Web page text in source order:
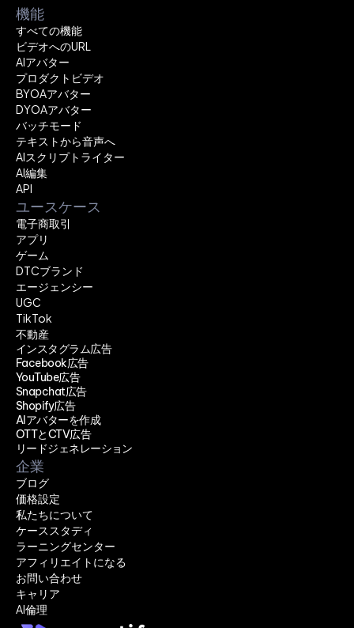
機能
すべての機能
ビデオへのURL
AIアバター
プロダクトビデオ
BYOAアバター
DYOAアバター
バッチモード
テキストから音声へ
AIスクリプトライター
AI編集
API
ユースケース
電子商取引
アプリ
ゲーム
DTCブランド
エージェンシー
UGC
TikTok
不動産
インスタグラム広告
Facebook広告
YouTube広告
Snapchat広告
Shopify広告
AIアバターを作成
OTTとCTV広告
リードジェネレーション
企業
ブログ
価格設定
私たちについて
ケーススタディ
ラーニングセンター
アフィリエイトになる
お問い合わせ
キャリア
AI倫理